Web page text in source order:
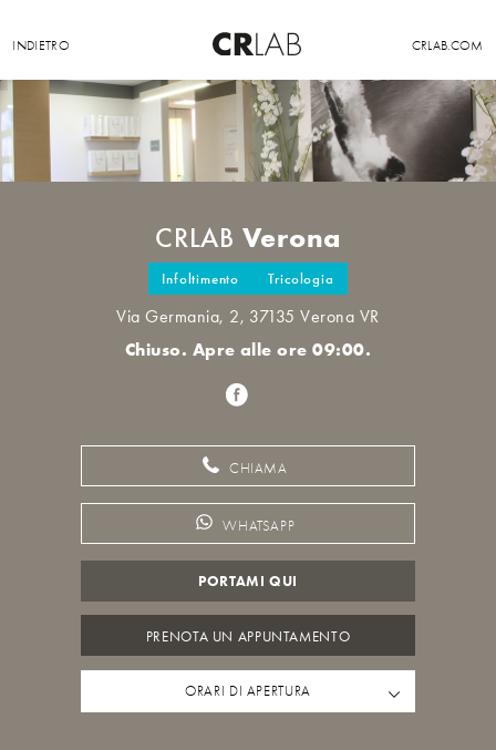
INDIETRO CRLAB.COM
CRLAB Verona
Infoltimento Tricologia
Via Germania, 2, 37135 Verona VR
Chiuso. Apre alle ore 09:00.
CHIAMA
WHATSAPP
PORTAMI QUI
PRENOTA UN APPUNTAMENTO
ORARI DI APERTURA